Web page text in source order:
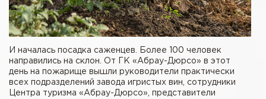
И началась посадка саженцев. Более 100 человек
направились на склон. От ГК «Абрау-Дюрсо» в этот
день на пожарище вышли руководители практически
всех подразделений завода игристых вин, сотрудники
Центра туризма «Абрау-Дюрсо», представители